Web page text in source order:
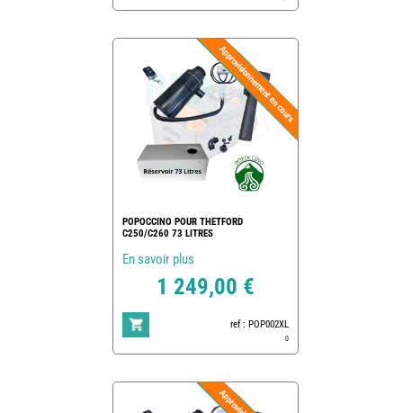
POPOCCINO POUR THETFORD
C250/C260 73 LITRES
En savoir plus
1 249,00 €
ref : POP002XL
0